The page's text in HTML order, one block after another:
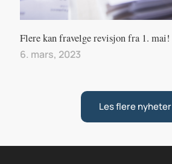
Flere kan fravelge revisjon fra 1. mai!
6. mars, 2023
Les flere nyheter